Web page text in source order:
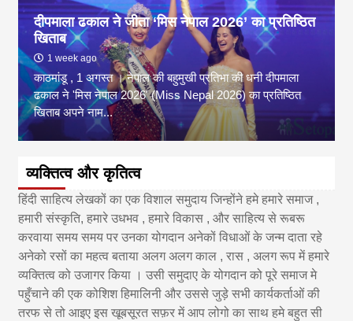
दीपमाला ढकाल ने जीता ‘मिस नेपाल 2026’ का प्रतिष्ठित
खिताब
1 week ago
काठमांडू , 1 अगस्त । नेपाल की बहुमुखी प्रतिभा की धनी दीपमाला
ढकाल ने 'मिस नेपाल 2026' (Miss Nepal 2026) का प्रतिष्ठित
खिताब अपने नाम...
व्यक्तित्व और कृतित्व
हिंदी साहित्य लेखकों का एक विशाल समुदाय जिन्होंने हमे हमारे समाज ,
हमारी संस्कृति, हमारे उधभव , हमारे विकास , और साहित्य से रूबरू
करवाया समय समय पर उनका योगदान अनेकों विधाओं के जन्म दाता रहे
अनेको रसों का महत्व बताया अलग अलग काल , रास , अलग रूप में हमारे
व्यक्तित्व को उजागर किया । उसी समुदाए के योगदान को पूरे समाज मे
पहुँचाने की एक कोशिश हिमालिनी और उससे जुड़े सभी कार्यकर्ताओं की
तरफ से तो आइए इस खूबसूरत सफ़र में आप लोगो का साथ हमे बहुत सी